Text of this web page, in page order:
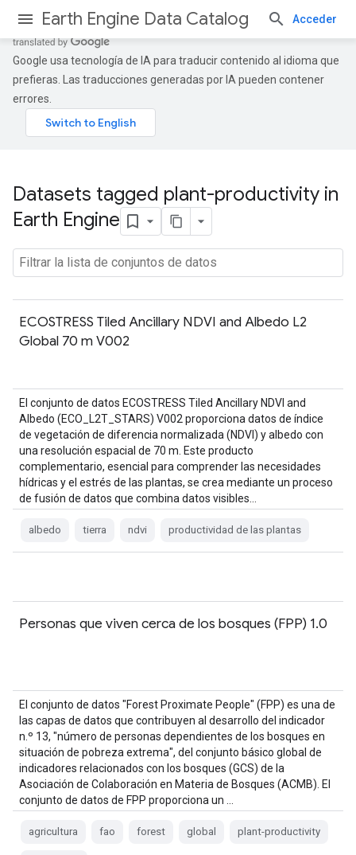
Earth Engine Data Catalog Acceder
Google usa tecnología de IA para traducir contenido al idioma que
prefieras. Las traducciones generadas por IA pueden contener
errores.
Datasets tagged plant-productivity in
Earth Engine
ECOSTRESS Tiled Ancillary NDVI and Albedo L2
Global 70 m V002
El conjunto de datos ECOSTRESS Tiled Ancillary NDVI and
Albedo (ECO_L2T_STARS) V002 proporciona datos de índice
de vegetación de diferencia normalizada (NDVI) y albedo con
una resolución espacial de 70 m. Este producto
complementario, esencial para comprender las necesidades
hídricas y el estrés de las plantas, se crea mediante un proceso
de fusión de datos que combina datos visibles…
albedo tierra ndvi productividad de las plantas
Personas que viven cerca de los bosques (FPP) 1.0
El conjunto de datos "Forest Proximate People" (FPP) es una de
las capas de datos que contribuyen al desarrollo del indicador
n.º 13, "número de personas dependientes de los bosques en
situación de pobreza extrema", del conjunto básico global de
indicadores relacionados con los bosques (GCS) de la
Asociación de Colaboración en Materia de Bosques (ACMB). El
conjunto de datos de FPP proporciona un …
agricultura fao forest global plant-productivity